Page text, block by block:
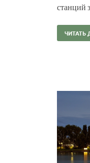
станций
ЧИТАТЬ